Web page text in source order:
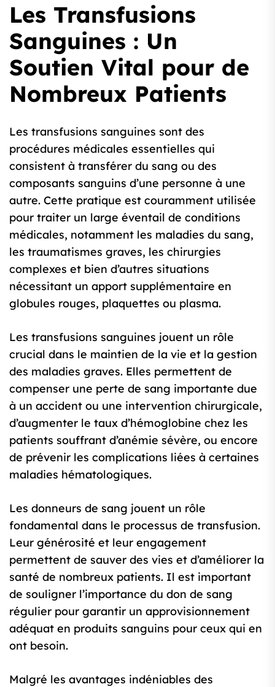
Les Transfusions
Sanguines : Un
Soutien Vital pour de
Nombreux Patients
Les transfusions sanguines sont des
procédures médicales essentielles qui
consistent à transférer du sang ou des
composants sanguins d’une personne à une
autre. Cette pratique est couramment utilisée
pour traiter un large éventail de conditions
médicales, notamment les maladies du sang,
les traumatismes graves, les chirurgies
complexes et bien d’autres situations
nécessitant un apport supplémentaire en
globules rouges, plaquettes ou plasma.
Les transfusions sanguines jouent un rôle
crucial dans le maintien de la vie et la gestion
des maladies graves. Elles permettent de
compenser une perte de sang importante due
à un accident ou une intervention chirurgicale,
d’augmenter le taux d’hémoglobine chez les
patients souffrant d’anémie sévère, ou encore
de prévenir les complications liées à certaines
maladies hématologiques.
Les donneurs de sang jouent un rôle
fondamental dans le processus de transfusion.
Leur générosité et leur engagement
permettent de sauver des vies et d’améliorer la
santé de nombreux patients. Il est important
de souligner l’importance du don de sang
régulier pour garantir un approvisionnement
adéquat en produits sanguins pour ceux qui en
ont besoin.
Malgré les avantages indéniables des